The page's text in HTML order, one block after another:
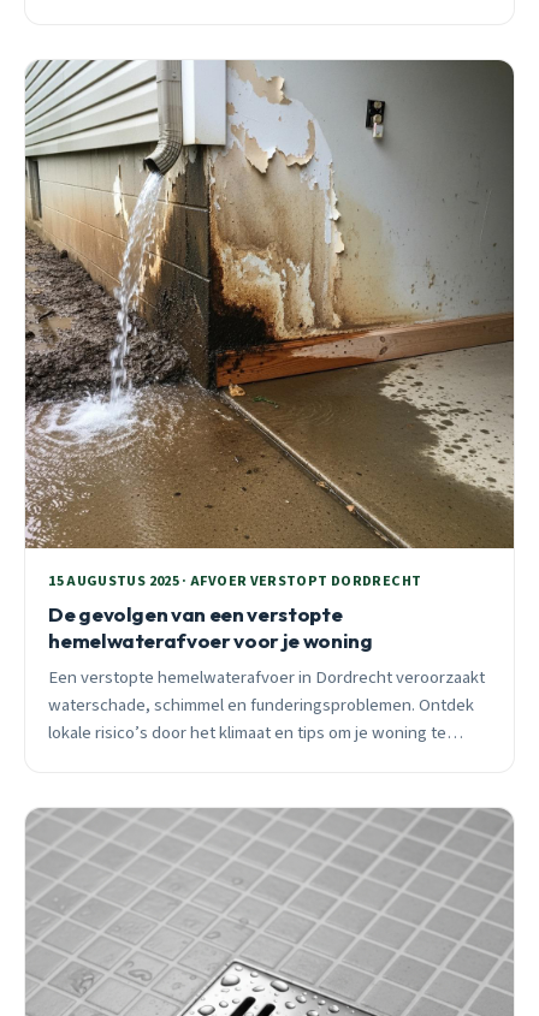
15 AUGUSTUS 2025 · AFVOER VERSTOPT DORDRECHT
De gevolgen van een verstopte
hemelwaterafvoer voor je woning
Een verstopte hemelwaterafvoer in Dordrecht veroorzaakt
waterschade, schimmel en funderingsproblemen. Ontdek
lokale risico’s door het klimaat en tips om je woning te